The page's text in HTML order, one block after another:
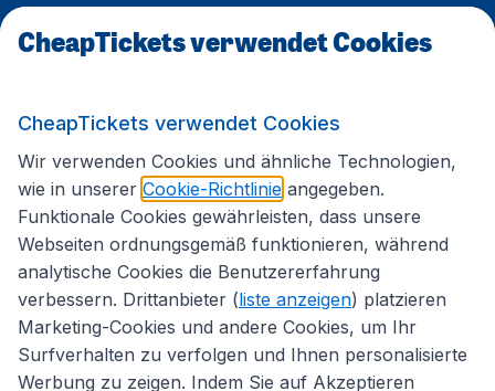
Internationale Webseiten
Folgen Sie uns:
CheapTickets verwendet Cookies
CheapTickets verwendet Cookies
Wir verwenden Cookies und ähnliche Technologien,
wie in unserer Cookie-Richtlinie angegeben.
Funktionale Cookies gewährleisten, dass unsere
Webseiten ordnungsgemäß funktionieren, während
analytische Cookies die Benutzererfahrung
verbessern. Drittanbieter (liste anzeigen) platzieren
Marketing-Cookies und andere Cookies, um Ihr
Surfverhalten zu verfolgen und Ihnen personalisierte
Werbung zu zeigen. Indem Sie auf Akzeptieren